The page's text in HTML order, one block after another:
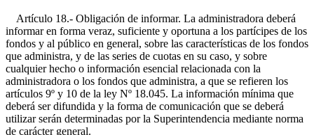
Artículo 18.- Obligación de informar. La administradora deberá
informar en forma veraz, suficiente y oportuna a los partícipes de los
fondos y al público en general, sobre las características de los fondos
que administra, y de las series de cuotas en su caso, y sobre
cualquier hecho o información esencial relacionada con la
administradora o los fondos que administra, a que se refieren los
artículos 9º y 10 de la ley Nº 18.045. La información mínima que
deberá ser difundida y la forma de comunicación que se deberá
utilizar serán determinadas por la Superintendencia mediante norma
de carácter general.